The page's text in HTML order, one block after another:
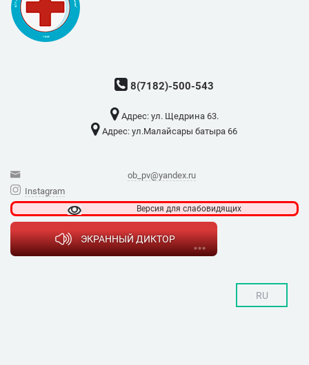
8(7182)-500-543
Адрес: ​ул. Щедрина 63.
Адрес: ​ул.Малайсары батыра 66
ob_pv@yandex.ru
Instagram
Версия для слабовидящих
ЭКРАННЫЙ ДИКТОР
RU